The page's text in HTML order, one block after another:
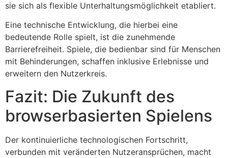
sie sich als flexible Unterhaltungsmöglichkeit etabliert.
Eine technische Entwicklung, die hierbei eine
bedeutende Rolle spielt, ist die zunehmende
Barrierefreiheit. Spiele, die bedienbar sind für Menschen
mit Behinderungen, schaffen inklusive Erlebnisse und
erweitern den Nutzerkreis.
Fazit: Die Zukunft des
browserbasierten Spielens
Der kontinuierliche technologischen Fortschritt,
verbunden mit veränderten Nutzeransprüchen, macht